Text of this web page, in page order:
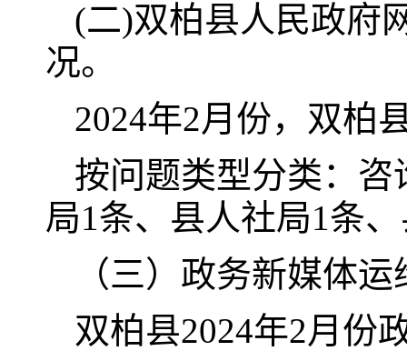
(二)双柏县人民政府
况。
2024年2月份，双柏
按问题类型分类：咨
局1条、县人社局1条
（三）政务新媒体
双柏县2024年2月份